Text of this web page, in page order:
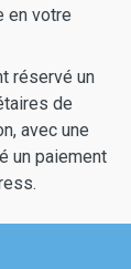
en votre
réservé un
de
avec une
un paiement